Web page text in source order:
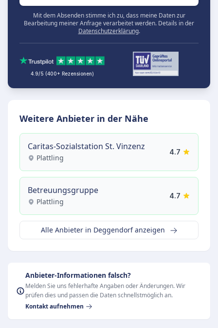
Mit dem Absenden stimme ich zu, dass meine Daten zur
Bearbeitung meiner Anfrage verarbeitet werden. Details in der
Datenschutzerklärung.
4.9/5 (400+ Rezensionen)
Weitere Anbieter in der Nähe
Caritas-Sozialstation St. Vinzenz
Plattling
4.7
Betreuungsgruppe
Plattling
4.7
Alle Anbieter in Deggendorf anzeigen
Anbieter-Informationen falsch?
Melden Sie uns fehlerhafte Angaben oder Änderungen. Wir
prüfen dies und passen die Daten schnellstmöglich an.
Kontakt aufnehmen